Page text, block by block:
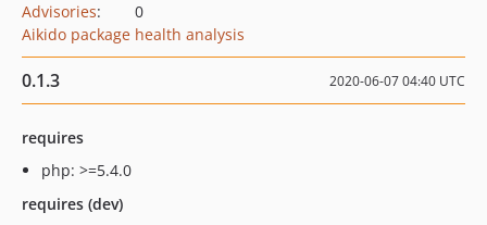
Advisories:
0
Aikido package health analysis
0.1.3 2020-06-07 04:40 UTC
requires
php: >=5.4.0
requires (dev)